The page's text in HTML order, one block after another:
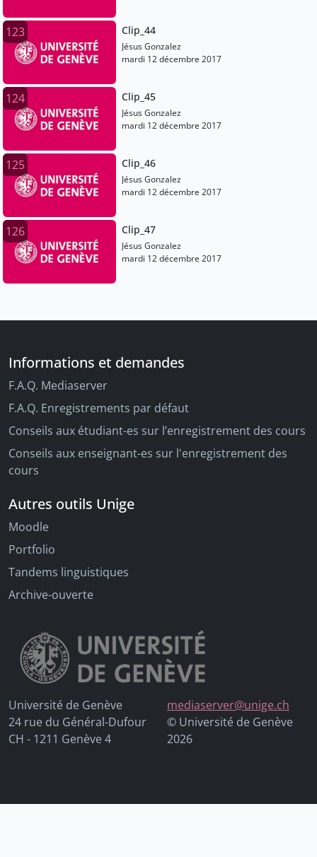
123 Clip_44
Jésus Gonzalez
mardi 12 décembre 2017
124 Clip_45
Jésus Gonzalez
mardi 12 décembre 2017
125 Clip_46
Jésus Gonzalez
mardi 12 décembre 2017
126 Clip_47
Jésus Gonzalez
mardi 12 décembre 2017
Informations et demandes
F.A.Q. Mediaserver
F.A.Q. Enregistrements par défaut
Conseils aux étudiant-es sur l’enregistrement des cours
Conseils aux enseignant-es sur l'enregistrement des
cours
Autres outils Unige
Moodle
Portfolio
Tandems linguistiques
Archive-ouverte
Université de Genève
24 rue du Général-Dufour
CH - 1211 Genève 4
mediaserver@unige.ch
© Université de Genève
2026